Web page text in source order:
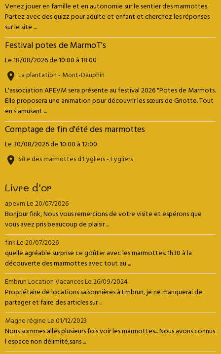
Venez jouer en famille et en autonomie sur le sentier des marmottes.
Partez avec des quizz pour adulte et enfant et cherchez les réponses
sur le site ...
Festival potes de MarmoT's
Le 18/08/2026de 10:00à 18:00
La plantation - Mont-Dauphin
L'association APEVM sera présente au festival 2026 "Potes de Marmots.
Elle proposera une animation pour découvrir les sœurs de Griotte. Tout
en s'amusant ...
Comptage de fin d'été des marmottes
Le 30/08/2026de 10:00à 12:00
Site des marmottes d'Eygliers - Eygliers
Livre d'or
apevmLe 20/07/2026
Bonjour fink, Nous vous remercions de votre visite et espérons que
vous avez pris beaucoup de plaisir ...
finkLe 20/07/2026
quelle agréable surprise ce goûter avec les marmottes. 1h30 à la
découverte des marmottes avec tout au ...
Embrun Location VacancesLe 26/09/2024
Propriétaire de locations saisonnières à Embrun, je ne manquerai de
partager et faire des articles sur ...
Magne régineLe 01/12/2023
Nous sommes allés plusieurs fois voir les marmottes... Nous avons connus
l espace non délimité,sans ...